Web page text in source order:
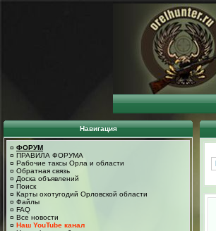
Навигация
¤ ФОРУМ
¤ ПРАВИЛА ФОРУМА
¤ Рабочие таксы Орла и области
¤ Обратная связь
¤ Доска объявлений
¤ Поиск
¤ Карты охотугодий Орловской области
¤ Файлы
¤ FAQ
¤ Все новости
¤ Наш YouTube канал